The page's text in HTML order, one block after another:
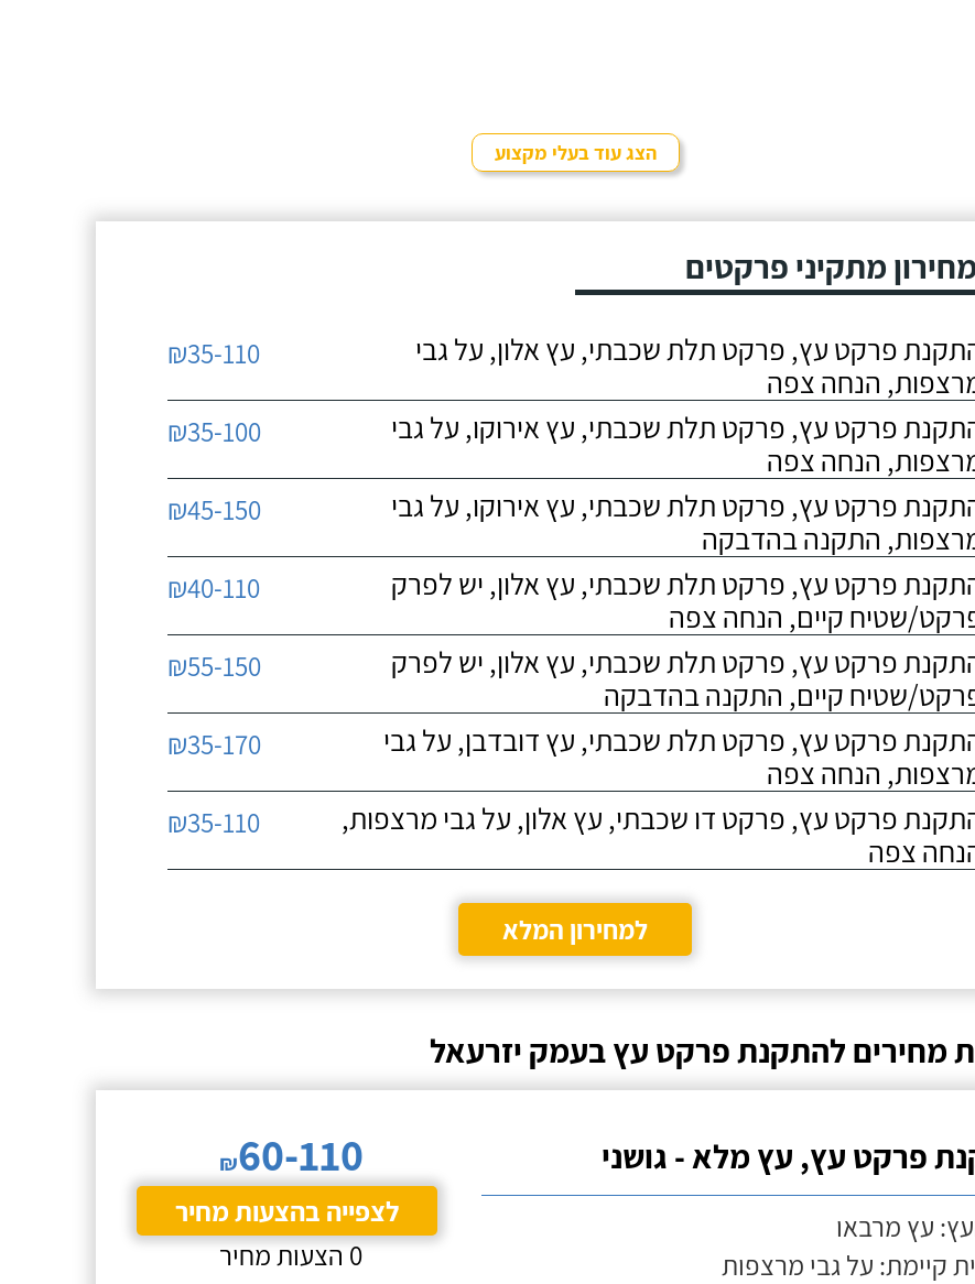
הצג עוד בעלי מקצוע
מחירון מתקיני פרקטים
פרקט עץ, פרקט תלת שכבתי, עץ אלון, על גבי
הנחה צפה
₪35-110
פרקט עץ, פרקט תלת שכבתי, עץ אירוקו, על גבי
הנחה צפה
₪35-100
פרקט עץ, פרקט תלת שכבתי, עץ אירוקו, על גבי
התקנה בהדבקה
₪45-150
פרקט עץ, פרקט תלת שכבתי, עץ אלון, יש לפרק
שטיח קיים, הנחה צפה
₪40-110
פרקט עץ, פרקט תלת שכבתי, עץ אלון, יש לפרק
שטיח קיים, התקנה בהדבקה
₪55-150
פרקט עץ, פרקט תלת שכבתי, עץ דובדבן, על גבי
הנחה צפה
₪35-170
פרקט עץ, פרקט דו שכבתי, עץ אלון, על גבי מרצפות,
צפה
₪35-110
למחירון המלא
מחירים להתקנת פרקט עץ בעמק יזרעאל
פרקט עץ, עץ מלא - גושני
עץ מרבאו
קיימת: על גבי מרצפות
₪60-110
לצפייה בהצעות מחיר
0 הצעות מחיר